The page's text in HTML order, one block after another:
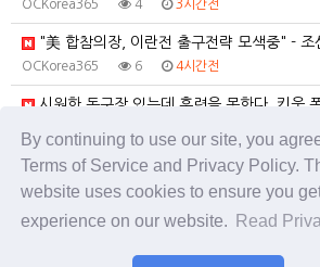
By continuing to use our site, you
Terms of Service and Privacy Policy.
website uses cookies to ensure you
experience on our website.
Read
OCKorea365 4 3시간전
"美 합참의장, 이란전 출구전략 모색중" - 조
OCKorea365 6 4시간전
시원한 돔구장 있는데 훈련을 못한다, 키움
서울 면목동 흉기 난동…‘지인 사이’ 60대 남
OCKorea365 5 5시간전
'단 1년, 5억이 7억 됐다' 정부 믿었는데…"결